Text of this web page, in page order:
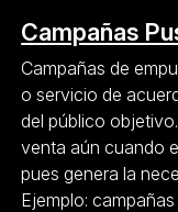
Campañas
Campañas de
o servicio de
del público
venta aún cuando
pues genera la
Ejemplo: